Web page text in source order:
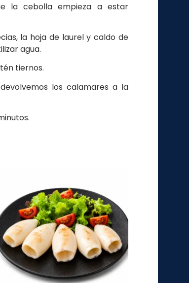
la cebolla empieza a estar
la hoja de laurel y caldo de
agua.
tiernos.
los calamares a la